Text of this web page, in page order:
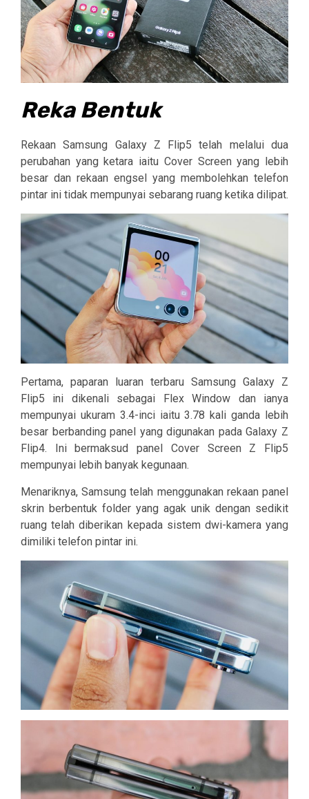
Reka Bentuk
Rekaan Samsung Galaxy Z Flip5 telah melalui dua
perubahan yang ketara iaitu Cover Screen yang lebih
besar dan rekaan engsel yang membolehkan telefon
pintar ini tidak mempunyai sebarang ruang ketika dilipat.
Pertama, paparan luaran terbaru Samsung Galaxy Z
Flip5 ini dikenali sebagai Flex Window dan ianya
mempunyai ukuram 3.4-inci iaitu 3.78 kali ganda lebih
besar berbanding panel yang digunakan pada Galaxy Z
Flip4. Ini bermaksud panel Cover Screen Z Flip5
mempunyai lebih banyak kegunaan.
Menariknya, Samsung telah menggunakan rekaan panel
skrin berbentuk folder yang agak unik dengan sedikit
ruang telah diberikan kepada sistem dwi-kamera yang
dimiliki telefon pintar ini.